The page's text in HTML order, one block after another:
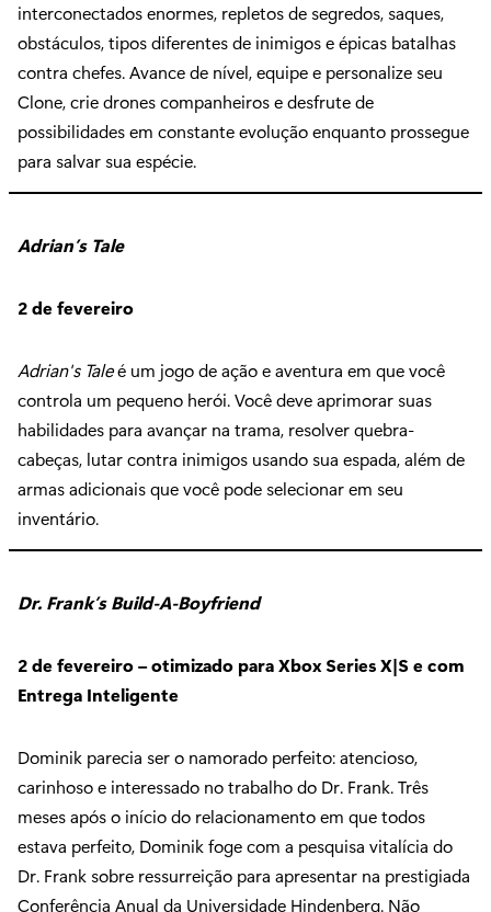
interconectados enormes, repletos de segredos, saques,
obstáculos, tipos diferentes de inimigos e épicas batalhas
contra chefes. Avance de nível, equipe e personalize seu
Clone, crie drones companheiros e desfrute de
possibilidades em constante evolução enquanto prossegue
para salvar sua espécie.
Adrian’s Tale
2 de fevereiro
Adrian's Taleé um jogo de ação e aventura em que você
controla um pequeno herói. Você deve aprimorar suas
habilidades para avançar na trama, resolver quebra-
cabeças, lutar contra inimigos usando sua espada, além de
armas adicionais que você pode selecionar em seu
inventário.
Dr. Frank’s Build-A-Boyfriend
2 de fevereiro – otimizado para Xbox Series X|S e com
Entrega Inteligente
Dominik parecia ser o namorado perfeito: atencioso,
carinhoso e interessado no trabalho do Dr. Frank. Três
meses após o início do relacionamento em que todos
estava perfeito, Dominik foge com a pesquisa vitalícia do
Dr. Frank sobre ressurreição para apresentar na prestigiada
Conferência Anual da Universidade Hindenberg. Não